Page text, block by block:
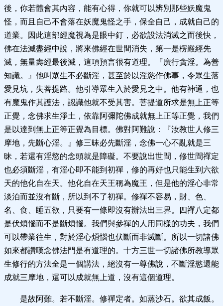
後，你若體會其內容，能有心得，你就可以辨別那些妖魔鬼
怪，而且自己不會落在妖魔鬼怪之手，保全自己，成就自己的
道業。因此這部經魔視為是眼中釘，必欲設法消滅之而後快，
佛在法滅盡經中說，將來佛經在世間消失，第一是楞嚴經先
滅，無量壽經最後滅，這項預言很有道理。『廣行貪淫。為善
知識。』他叫眾生不必斷淫，甚至於以淫慾作佛事，令眾生落
愛見坑，失菩提路。他引導眾生入於愛見之中。他有神通，也
有魔鬼作其護法，認識他就不受其害。菩提道所求是無上正等
正覺，念佛求生淨土，依靠阿彌陀佛成就無上正等正覺，我們
是以達到無上正等正覺為目標。佛對阿難說：『汝教世人修三
摩地，先斷心淫。』修三昧必先斷淫，念佛一心不亂就是三
昧，若還有淫慾的念頭就是障礙。不要說出世間，修世間禪定
也必須斷淫，有淫心即不能到初禪，修的再好也只能生到六欲
天的他化自在天。他化自在天王稱為魔王，但是他的淫心非常
淡泊而並沒有斷，所以到不了初禪。修禪不容易，財、色、
名、食、睡五欲，只要有一條即沒有辦法出三界。四禪八定都
是伏煩惱而不是斷煩惱。我們與參禪的人用同樣的功夫，我們
可以帶業往生，對於淫心煩惱也伏斷而非滅斷。所以一切諸佛
如來都讚嘆念佛法門是有道理的。十方三世一切諸佛所教導眾
生修行的方法全是一個講法，絕沒有一尊佛說，不斷淫慾還能
成就三摩地，還可以成就無上道，沒有這個道理。
是故阿難。若不斷淫。修禪定者。如蒸沙石。欲其成飯。